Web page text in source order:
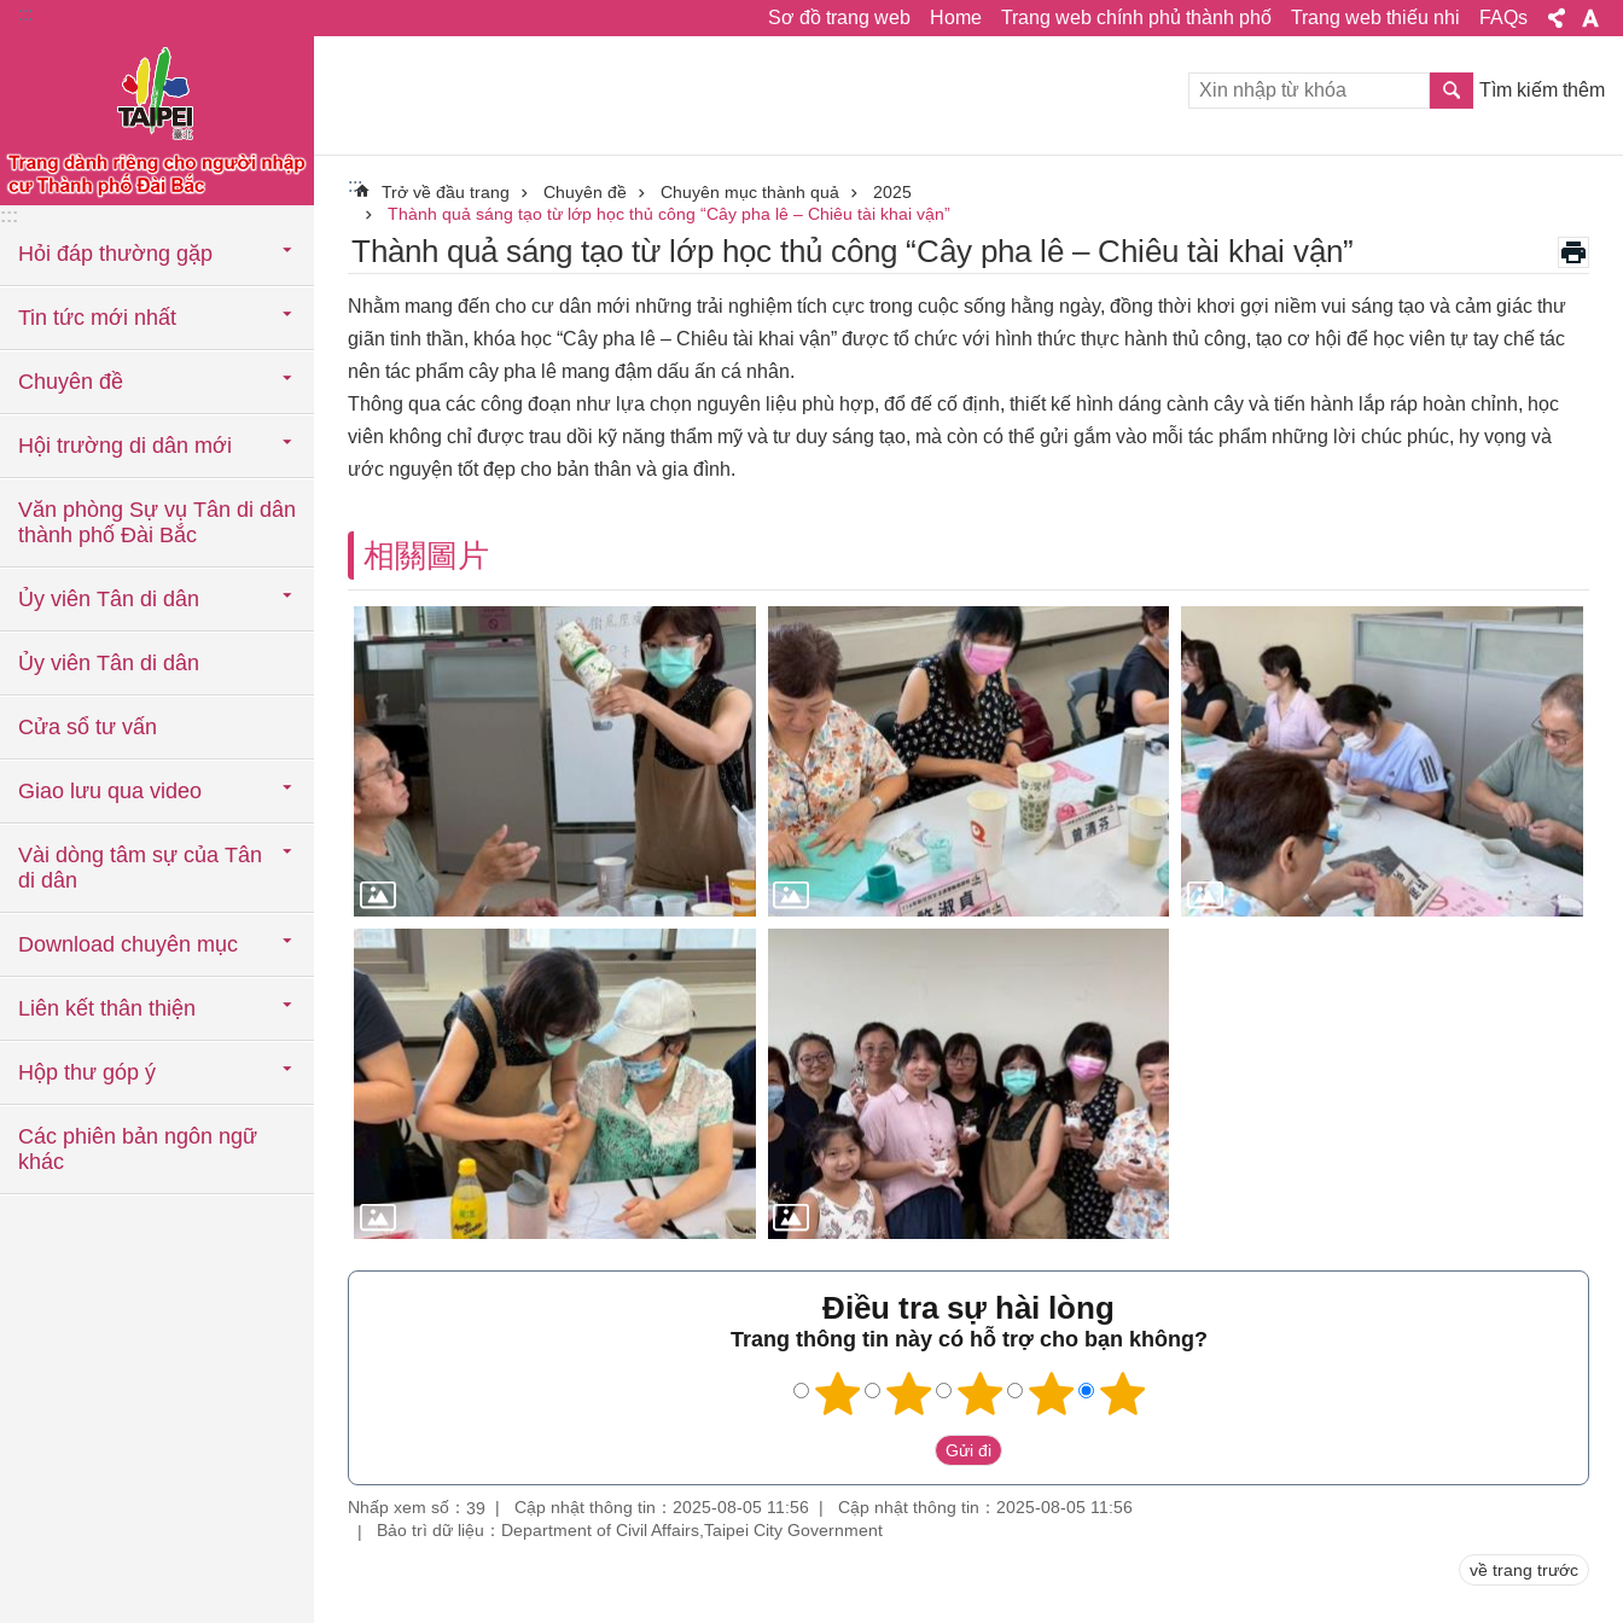
Chuyển đến khối nội dung chính
::: Sơ đồ trang web Home Trang web chính phủ thành phố Trang web thiếu nhi FAQs
:::
Hỏi đáp thường gặp
Tin tức mới nhất
Chuyên đề
Hội trường di dân mới
Văn phòng Sự vụ Tân di dân
thành phố Đài Bắc
Ủy viên Tân di dân
Ủy viên Tân di dân
Cửa sổ tư vấn
Giao lưu qua video
Vài dòng tâm sự của Tân
di dân
Download chuyên mục
Liên kết thân thiện
Hộp thư góp ý
Các phiên bản ngôn ngữ
khác
Tìm kiếm thêm
::: Trở về đầu trang Chuyên đề Chuyên mục thành quả
2025
Thành quả sáng tạo từ lớp học thủ công “Cây pha lê – Chiêu tài khai vận”
Thành quả sáng tạo từ lớp học thủ công “Cây pha lê – Chiêu tài khai vận”
Nhằm mang đến cho cư dân mới những trải nghiệm tích cực trong cuộc sống hằng ngày, đồng thời khơi gợi niềm vui sáng tạo và cảm giác thư
giãn tinh thần, khóa học “Cây pha lê – Chiêu tài khai vận” được tổ chức với hình thức thực hành thủ công, tạo cơ hội để học viên tự tay chế tác
nên tác phẩm cây pha lê mang đậm dấu ấn cá nhân.
Thông qua các công đoạn như lựa chọn nguyên liệu phù hợp, đổ đế cố định, thiết kế hình dáng cành cây và tiến hành lắp ráp hoàn chỉnh, học
viên không chỉ được trau dồi kỹ năng thẩm mỹ và tư duy sáng tạo, mà còn có thể gửi gắm vào mỗi tác phẩm những lời chúc phúc, hy vọng và
ước nguyện tốt đẹp cho bản thân và gia đình.
相關圖片
Điều tra sự hài lòng
Trang thông tin này có hỗ trợ cho bạn không?
Nhấp xem số： 39 Cập nhật thông tin：2025-08-05 11:56
Cập nhật thông tin：2025-08-05 11:56
Bảo trì dữ liệu：Department of Civil Affairs,Taipei City Government
về trang trước